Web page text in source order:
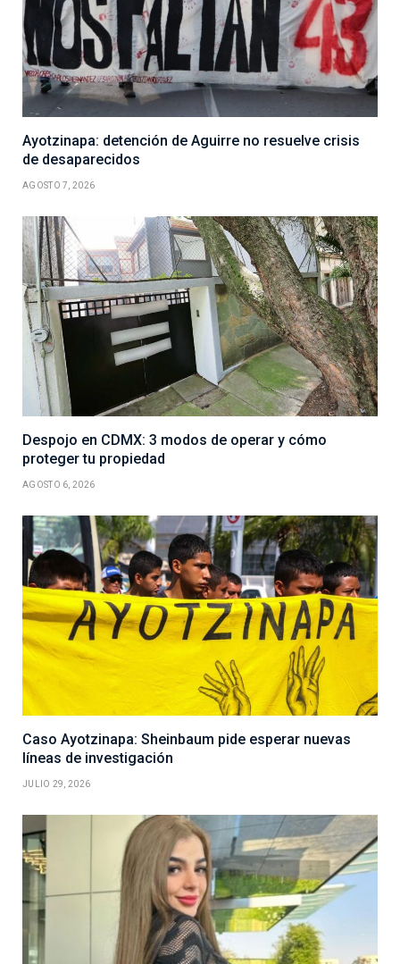
Ayotzinapa: detención de Aguirre no resuelve crisis
de desaparecidos
AGOSTO 7, 2026
Despojo en CDMX: 3 modos de operar y cómo
proteger tu propiedad
AGOSTO 6, 2026
Caso Ayotzinapa: Sheinbaum pide esperar nuevas
líneas de investigación
JULIO 29, 2026